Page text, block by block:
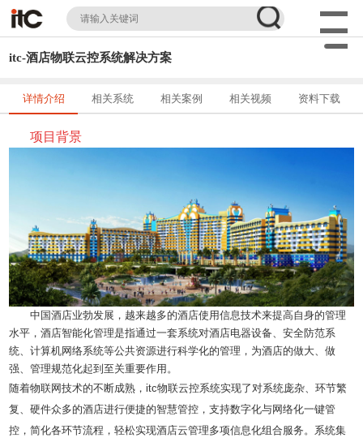
itc-酒店物联云控系统解决方案
详情介绍 相关系统 相关案例 相关视频 资料下载
项目背景
中国酒店业勃发展，越来越多的酒店使用信息技术来提高自身的管理
水平，酒店智能化管理是指通过一套系统对酒店电器设备、安全防范系
统、计算机网络系统等公共资源进行科学化的管理，为酒店的做大、做
强、管理规范化起到至关重要作用。
随着物联网技术的不断成熟，itc物联云控系统实现了对系统庞杂、环节繁
复、硬件众多的酒店进行便捷的智慧管控，支持数字化与网络化一键管
控，简化各环节流程，轻松实现酒店云管理多项信息化组合服务。系统集